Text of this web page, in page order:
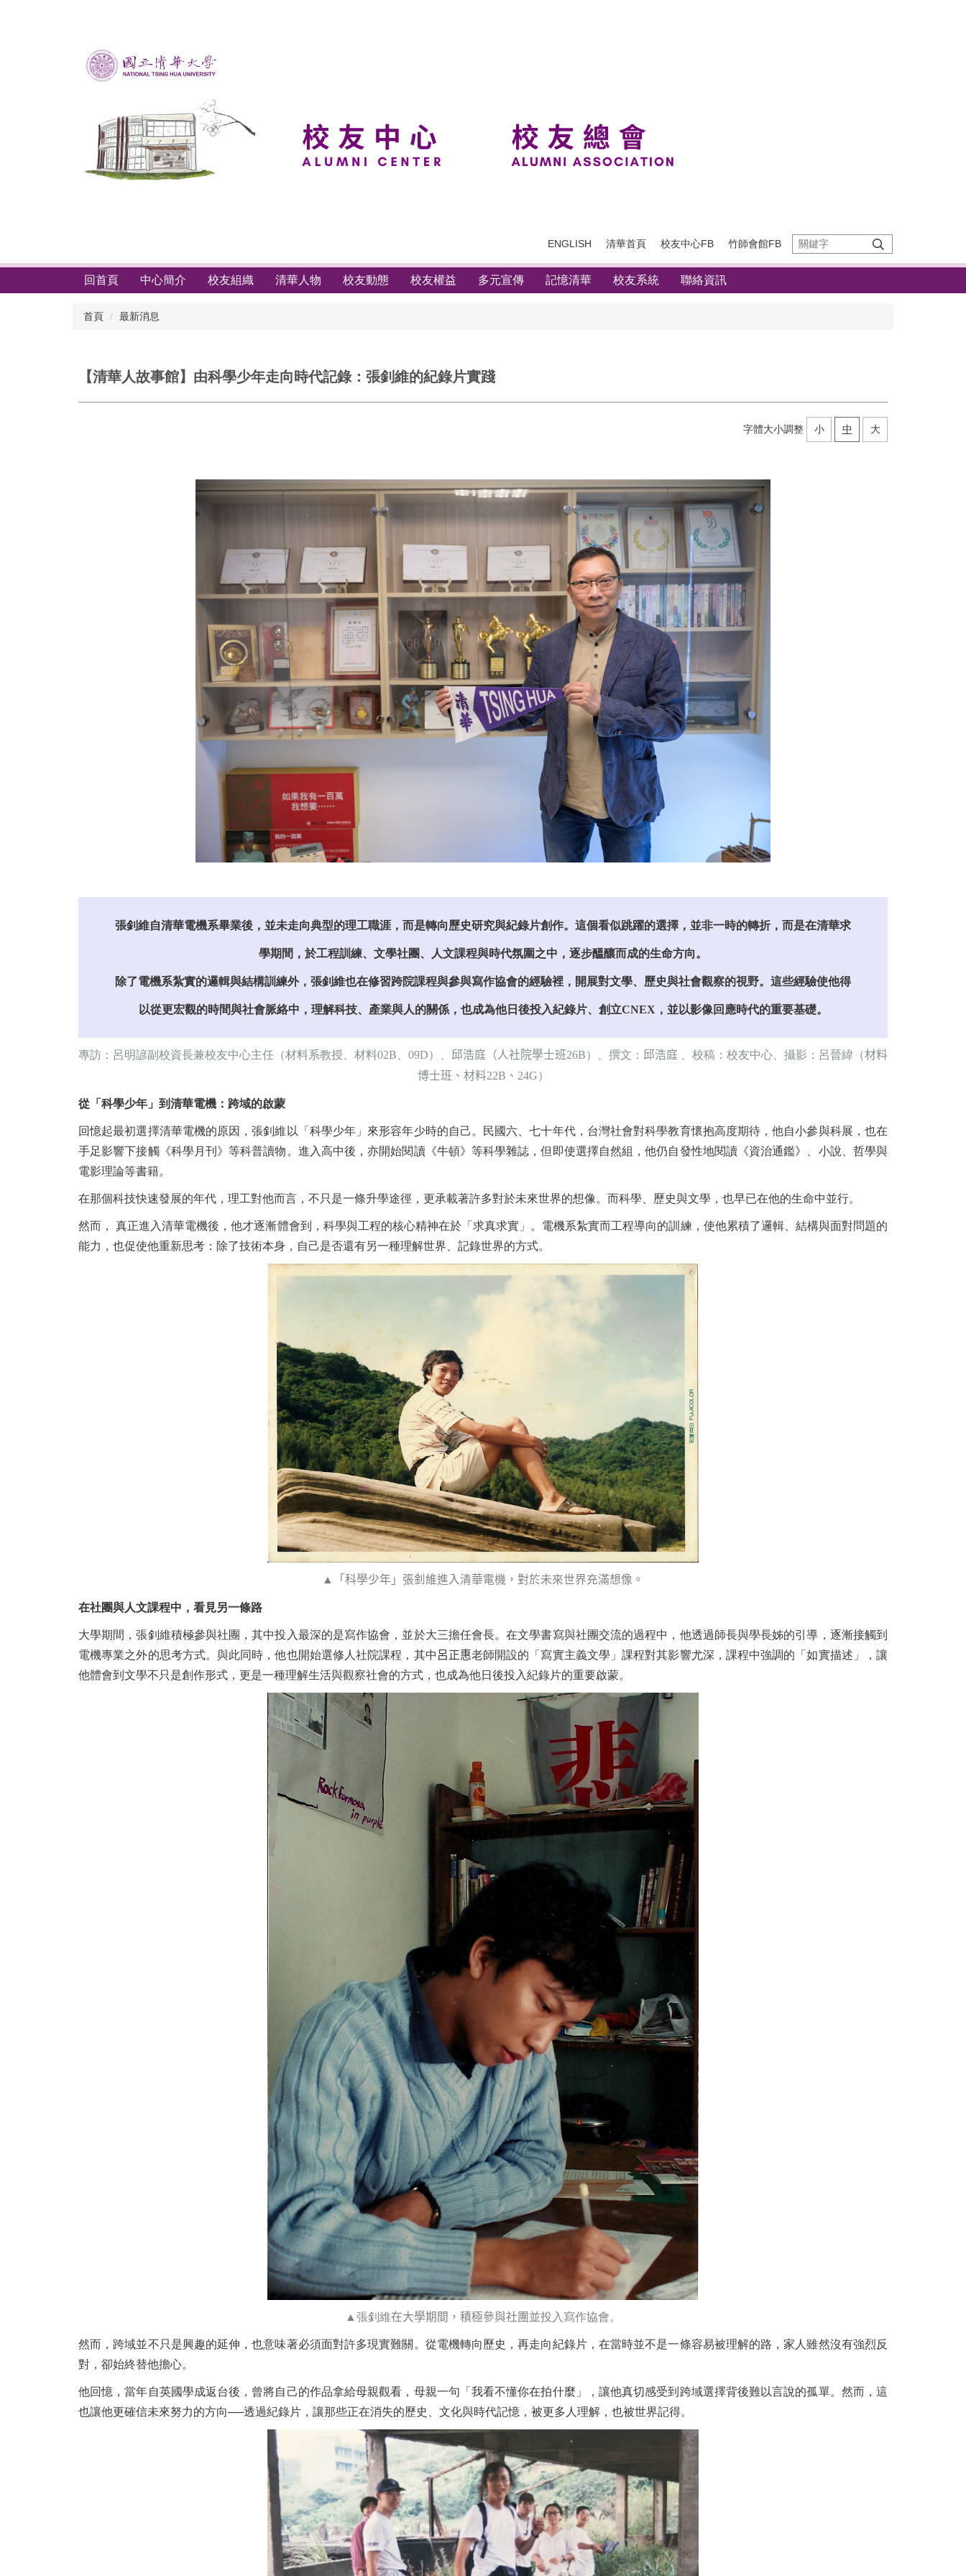
ENGLISH 清華首頁 校友中心FB 竹師會館FB
回首頁 中心簡介 校友組織 清華人物 校友動態 校友權益 多元宣傳 記憶清華 校友系統 聯絡資訊
首頁 最新消息
【清華人故事館】由科學少年走向時代記錄：張釗維的紀錄片實踐
字體大小調整 小 中 大
張釗維自清華電機系畢業後，並未走向典型的理工職涯，而是轉向歷史研究與紀錄片創作。這個看似跳躍的選擇，並非一時的轉折，而是在清華求
學期間，於工程訓練、文學社團、人文課程與時代氛圍之中，逐步醞釀而成的生命方向。
除了電機系紮實的邏輯與結構訓練外，張釗維也在修習跨院課程與參與寫作協會的經驗裡，開展對文學、歷史與社會觀察的視野。這些經驗使他得
以從更宏觀的時間與社會脈絡中，理解科技、產業與人的關係，也成為他日後投入紀錄片、創立CNEX，並以影像回應時代的重要基礎。
專訪：呂明諺副校資長兼校友中心主任（材料系教授、材料02B、09D）、 邱浩庭 （人社院學士班26B） 、撰文： 邱浩庭 、校稿：校友中心、攝影：呂晉緯（材料
博士班、材料22B 、 24G）
從「科學少年」到清華電機：跨域的啟蒙
回憶起最初選擇清華電機的原因，張釗維以「科學少年」來形容年少時的自己。民國六、七十年代，台灣社會對科學教育懷抱高度期待，他自小參與科展，也在
手足影響下接觸《科學月刊》等科普讀物。進入高中後，亦開始閱讀《牛頓》等科學雜誌，但即使選擇自然組，他仍自發性地閱讀《資治通鑑》、小說、哲學與
電影理論等書籍。
在那個科技快速發展的年代，理工對他而言，不只是一條升學途徑，更承載著許多對於未來世界的想像。而科學、歷史與文學，也早已在他的生命中並行。
然而， 真正進入清華電機後，他才逐漸體會到，科學與工程的核心精神在於「求真求實」。電機系紮實而工程導向的訓練，使他累積了邏輯、結構與面對問題的
能力，也促使他重新思考：除了技術本身，自己是否還有另一種理解世界、記錄世界的方式。
▲ 「科學少年」張釗維進入清華電機，對於未來世界充滿想像。
在社團與人文課程中，看見另一條路
大學期間，張釗維積極參與社團，其中投入最深的是寫作協會，並於大三擔任會長。在文學書寫與社團交流的過程中，他透過師長與學長姊的引導，逐漸接觸到
電機專業之外的思考方式。與此同時，他也開始選修人社院課程，其中 呂正惠老師開設的「寫實主義文學」課程對其影響尤深，課程中強調的「如實描述」，讓
他體會到文學不只是創作形式，更是一種理解生活與觀察社會的方式，也成為他日後投入紀錄片的重要啟蒙。
▲張釗維在大學期間，積極參與社團並投入寫作協會。
然而，跨域並不只是興趣的延伸，也意味著必須面對許多現實難關。從電機轉向歷史，再走向紀錄片，在當時並不是一條容易被理解的路，家人雖然沒有強烈反
對，卻始終替他擔心。
他回憶，當年自英國學成返台後，曾將自己的作品拿給母親觀看，母親一句「我看不懂你在拍什麼」，讓他真切感受到跨域選擇背後難以言說的孤單。然而，這
也讓他更確信未來努力的方向──透過紀錄片，讓那些正在消失的歷史、文化與時代記憶，被更多人理解，也被世界記得。